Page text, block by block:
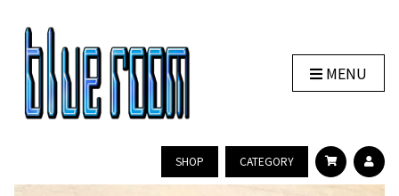
MENU
SHOP CATEGORY